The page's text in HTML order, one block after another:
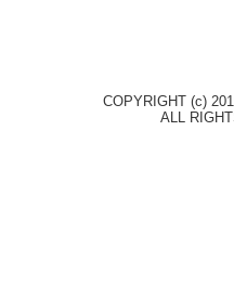
COPYRIGHT (c)
ALL